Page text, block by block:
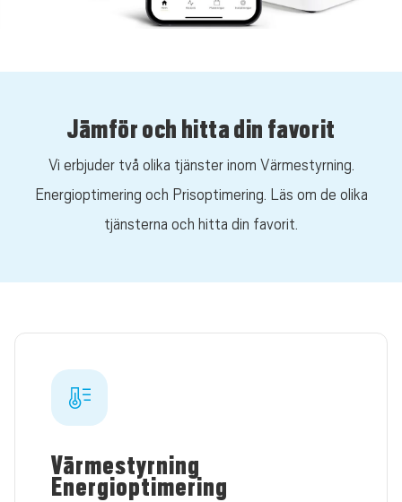
Jämför och hitta din favorit
Vi erbjuder två olika tjänster inom Värmestyrning.
Energioptimering och Prisoptimering. Läs om de olika
tjänsterna och hitta din favorit.
Värmestyrning
Energioptimering